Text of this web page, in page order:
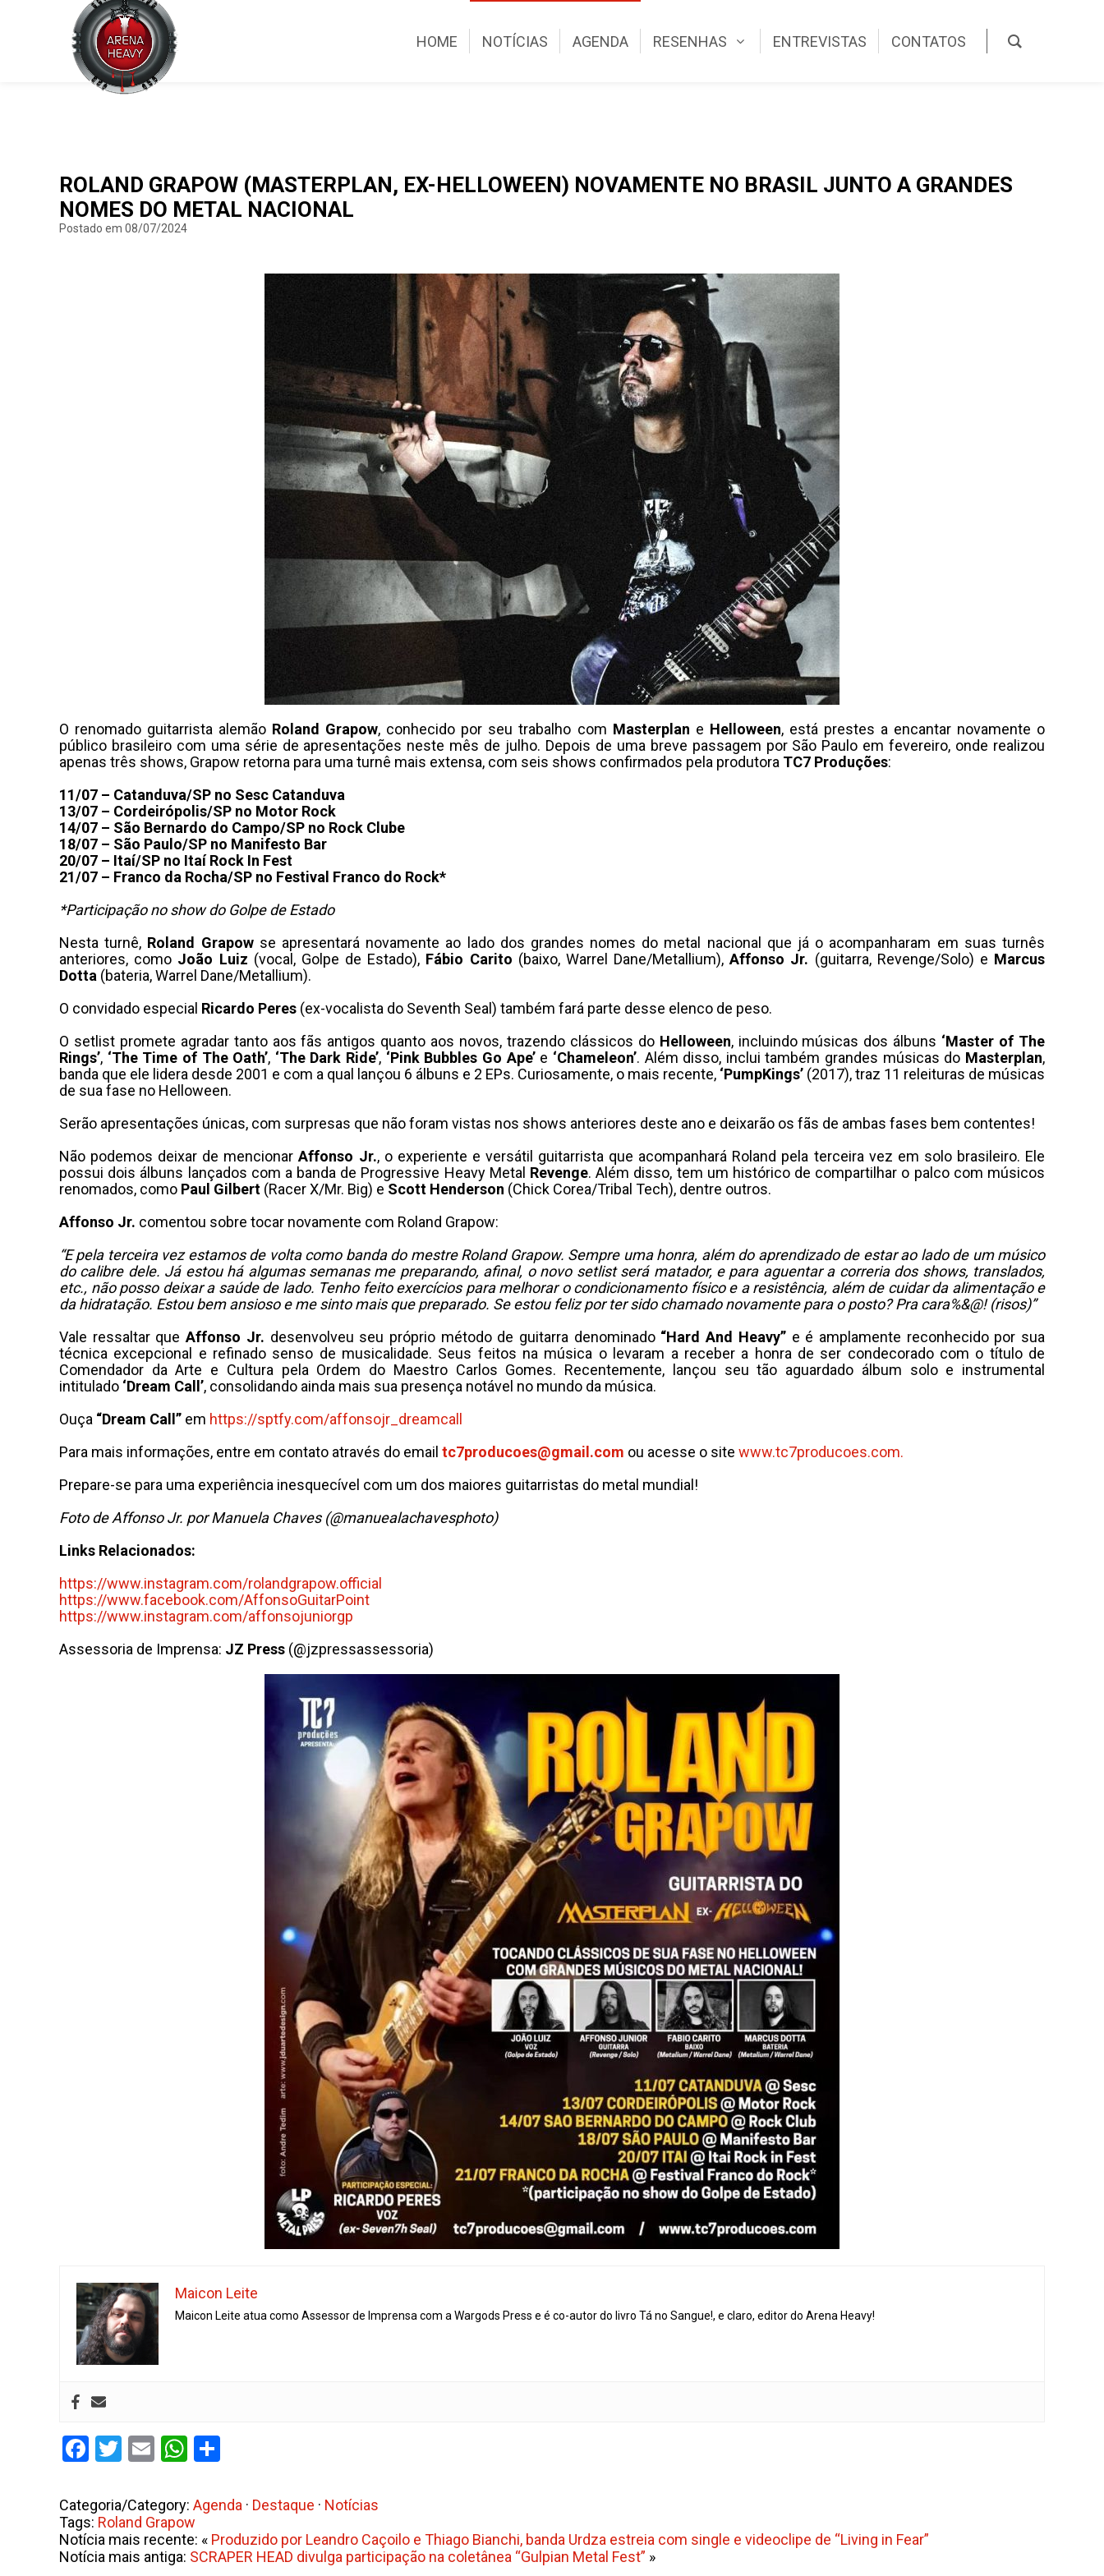
HOME NOTÍCIAS AGENDA RESENHAS ENTREVISTAS CONTATOS
ROLAND GRAPOW (MASTERPLAN, EX-HELLOWEEN) NOVAMENTE NO BRASIL JUNTO A GRANDES
NOMES DO METAL NACIONAL
Postado em 08/07/2024
O renomado guitarrista alemão Roland Grapow, conhecido por seu trabalho com Masterplan e Helloween, está prestes a encantar novamente o
público brasileiro com uma série de apresentações neste mês de julho. Depois de uma breve passagem por São Paulo em fevereiro, onde realizou
apenas três shows, Grapow retorna para uma turnê mais extensa, com seis shows confirmados pela produtora TC7 Produções:
11/07 – Catanduva/SP no Sesc Catanduva
13/07 – Cordeirópolis/SP no Motor Rock
14/07 – São Bernardo do Campo/SP no Rock Clube
18/07 – São Paulo/SP no Manifesto Bar
20/07 – Itaí/SP no Itaí Rock In Fest
21/07 – Franco da Rocha/SP no Festival Franco do Rock*
*Participação no show do Golpe de Estado
Nesta turnê, Roland Grapowse apresentará novamente ao lado dos grandes nomes do metal nacional que já o acompanharam em suas turnês
anteriores, como João Luiz (vocal, Golpe de Estado), Fábio Carito (baixo, Warrel Dane/Metallium),Affonso Jr. (guitarra, Revenge/Solo) e Marcus
Dotta (bateria, Warrel Dane/Metallium).
O convidado especial Ricardo Peres (ex-vocalista do Seventh Seal) também fará parte desse elenco de peso.
O setlist promete agradar tanto aos fãs antigos quanto aos novos, trazendo clássicos do Helloween, incluindo músicas dos álbuns ‘Master of The
Rings’, ‘The Time of The Oath’, ‘The Dark Ride’, ‘Pink Bubbles Go Ape’e ‘Chameleon’. Além disso, inclui também grandes músicas do Masterplan,
banda que ele lidera desde 2001 e com a qual lançou 6 álbuns e 2 EPs. Curiosamente, o mais recente, ‘PumpKings’ (2017), traz 11 releituras de músicas
de sua fase no Helloween.
Serão apresentações únicas, com surpresas que não foram vistas nos shows anteriores deste ano e deixarão os fãs de ambas fases bem contentes!
Não podemos deixar de mencionarAffonso Jr., o experiente e versátil guitarrista que acompanhará Roland pela terceira vez em solo brasileiro. Ele
possui dois álbuns lançados com a banda de Progressive Heavy Metal Revenge. Além disso, tem um histórico de compartilhar o palco com músicos
renomados, como Paul Gilbert (Racer X/Mr. Big) e Scott Henderson (Chick Corea/Tribal Tech), dentre outros.
Affonso Jr. comentou sobre tocar novamente com Roland Grapow:
“E pela terceira vez estamos de volta como banda do mestre Roland Grapow. Sempre uma honra, além do aprendizado de estar ao lado de um músico
do calibre dele. Já estou há algumas semanas me preparando, afinal, o novo setlist será matador, e para aguentar a correria dos shows, translados,
etc., não posso deixar a saúde de lado. Tenho feito exercícios para melhorar o condicionamento físico e a resistência, além de cuidar da alimentação e
da hidratação. Estou bem ansioso e me sinto mais que preparado. Se estou feliz por ter sido chamado novamente para o posto? Pra cara%&@! (risos)”
Vale ressaltar queAffonso Jr. desenvolveu seu próprio método de guitarra denominado “Hard And Heavy”e é amplamente reconhecido por sua
técnica excepcional e refinado senso de musicalidade. Seus feitos na música o levaram a receber a honra de ser condecorado com o título de
Comendador da Arte e Cultura pela Ordem do Maestro Carlos Gomes. Recentemente, lançou seu tão aguardado álbum solo e instrumental
intitulado ‘Dream Call’, consolidando ainda mais sua presença notável no mundo da música.
Ouça “Dream Call” em https://sptfy.com/affonsojr_ dreamcall
Para mais informações, entre em contato através do email tc7producoes@gmail.com ou acesse o site www.tc7producoes.com.
Prepare-se para uma experiência inesquecível com um dos maiores guitarristas do metal mundial!
Foto de Affonso Jr. por Manuela Chaves (@manuealachavesphoto)
Links Relacionados:
https://www.instagram.com/rolandgrapow.official
https://www.facebook.com/AffonsoGuitarPoint
https://www.instagram.com/affonsojuniorgp
Assessoria de Imprensa: JZ Press (@jzpressassessoria)
Maicon Leite
Maicon Leite atua como Assessor de Imprensa com a Wargods Press e é co-autor do livro Tá no Sangue!, e claro, editor do Arena Heavy!
Facebook
Twitter
EmailWhatsApp
Categoria/Category: Agenda · Destaque · Notícias
Tags: Roland Grapow
Notícia mais recente: « Produzido por Leandro Caçoilo e Thiago Bianchi, banda Urdza estreia com single e videoclipe de “Living in Fear”
Notícia mais antiga: SCRAPER HEAD divulga participação na coletânea “Gulpian Metal Fest” »